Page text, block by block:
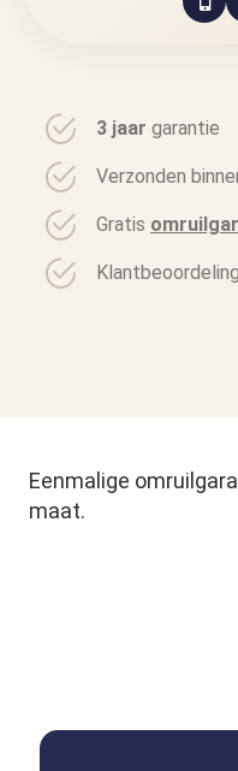
3 jaar garantie
Verzonden
Gratis
Klantbeoordeling
Eenmalige
maat.